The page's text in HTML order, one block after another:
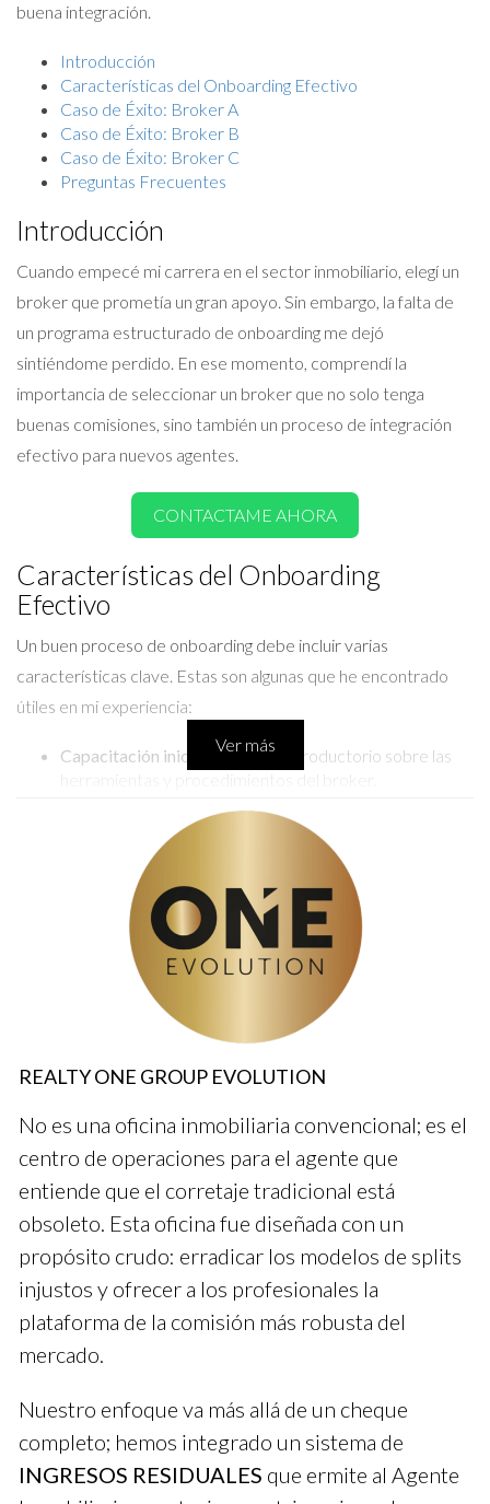
buena integración.
Introducción
Características del Onboarding Efectivo
Caso de Éxito: Broker A
Caso de Éxito: Broker B
Caso de Éxito: Broker C
Preguntas Frecuentes
Introducción
Cuando empecé mi carrera en el sector inmobiliario, elegí un
broker que prometía un gran apoyo. Sin embargo, la falta de
un programa estructurado de onboarding me dejó
sintiéndome perdido. En ese momento, comprendí la
importancia de seleccionar un broker que no solo tenga
buenas comisiones, sino también un proceso de integración
efectivo para nuevos agentes.
CONTACTAME AHORA
Características del Onboarding
Efectivo
Un buen proceso de onboarding debe incluir varias
características clave. Estas son algunas que he encontrado
útiles en mi experiencia:
Capacitación inicial:
Un curso introductorio sobre las
durante sus primeras semanas.
Red de contactos:
Facilitar conexiones con otros
agentes y recursos en el área.
Sistemas tecnológicos:
Ofrecer formación sobre el uso
de software y plataformas necesarias.
Estos elementos son vitales para ayudar a los nuevos agentes
a adaptarse rápidamente al entorno. A continuación, veremos
algunos casos reales donde estas características se
LLAMAME AHORA
Caso de Éxito: Broker A
Broker A tiene un programa de onboarding robusto. Cada
Durante esta semana, aprenden sobre el mercado local y
reciben formación práctica sobre cómo utilizar las
herramientas tecnológicas del broker.
En Broker B, cada nuevo agente es emparejado con un
mentor experimentado. Este mentor ofrece apoyo continuo
durante el primer mes, lo que ayuda a resolver dudas y
Ver más
REALTY ONE GROUP EVOLUTION
No es una oficina inmobiliaria convencional; es el
centro de operaciones para el agente que
entiende que el corretaje tradicional está
obsoleto. Esta oficina fue diseñada con un
propósito crudo: erradicar los modelos de splits
injustos y ofrecer a los profesionales la
plataforma de la comisión más robusta del
mercado.
Nuestro enfoque va más allá de un cheque
completo; hemos integrado un sistema de
INGRESOS RESIDUALES que ermite al Agente